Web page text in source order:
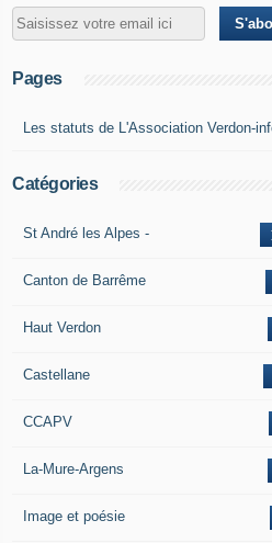
Pages
Les statuts de L'Association Verdon-
Catégories
St André les Alpes -
Canton de Barrême
Haut Verdon
Castellane
CCAPV
La-Mure-Argens
Image et poésie